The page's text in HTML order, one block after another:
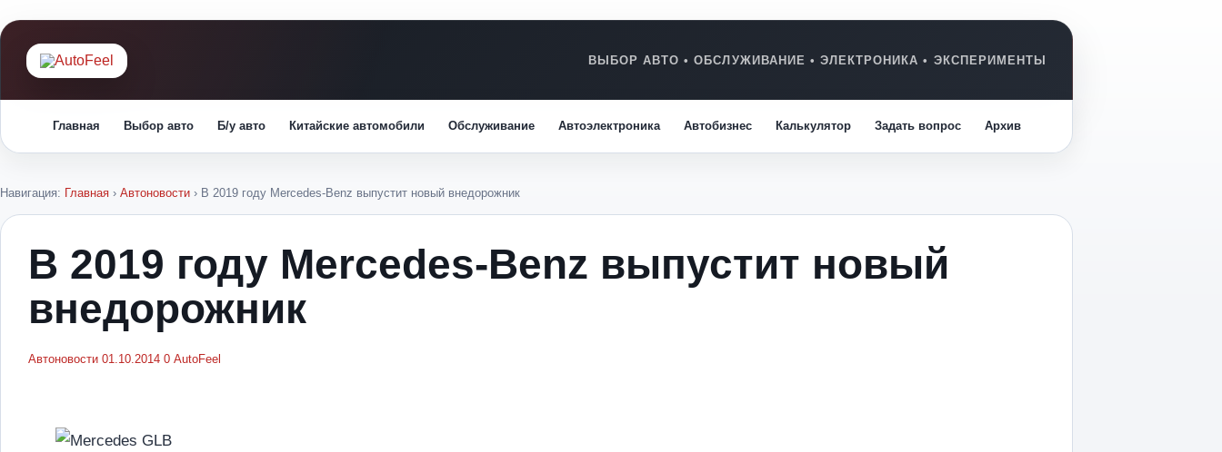
Главная Выбор авто Б/у авто Китайские автомобили Обслуживание Автоэлектроника Автобизнес Калькулятор Задать вопрос Архив
Навигация: Главная › Автоновости › В 2019 году Mercedes-Benz выпустит новый внедорожник
В 2019 году Mercedes-Benz выпустит новый
внедорожник
Автоновости 01.10.2014 0 AutoFeel